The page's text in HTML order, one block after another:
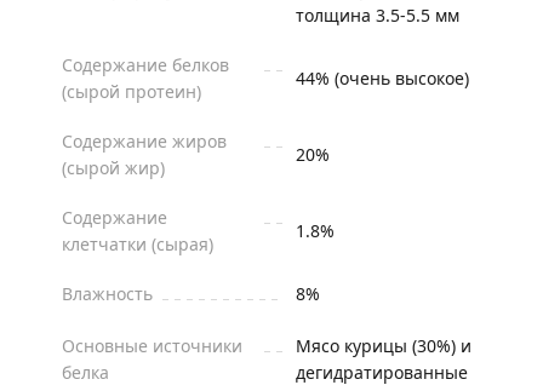
толщина 3.5-5.5 мм
Содержание белков
(сырой протеин)
44% (очень высокое)
Содержание жиров
(сырой жир)
20%
Содержание
клетчатки (сырая)
1.8%
Влажность 8%
Основные источники
белка
Мясо курицы (30%) и
дегидратированные